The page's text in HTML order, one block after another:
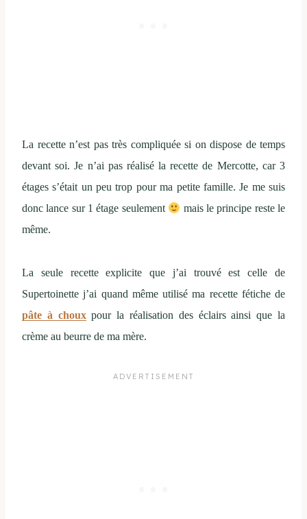
La recette n’est pas très compliquée si on dispose de temps
devant soi. Je n’ai pas réalisé la recette de Mercotte, car 3
étages s’était un peu trop pour ma petite famille. Je me suis
donc lance sur 1 étage seulement
mais le principe reste le
même.
La seule recette explicite que j’ai trouvé est celle de
Supertoinette j’ai quand même utilisé ma recette fétiche de
pâte à chouxpour la réalisation des éclairs ainsi que la
crème au beurre de ma mère.